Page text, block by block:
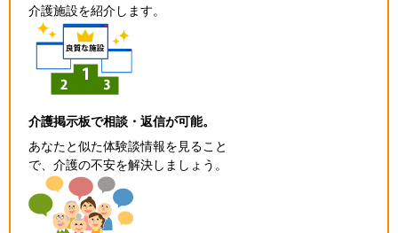
介護施設を紹介します。
介護掲示板で相談・返信が可能。
あなたと似た体験談情報を見ること
で、介護の不安を解決しましょう。